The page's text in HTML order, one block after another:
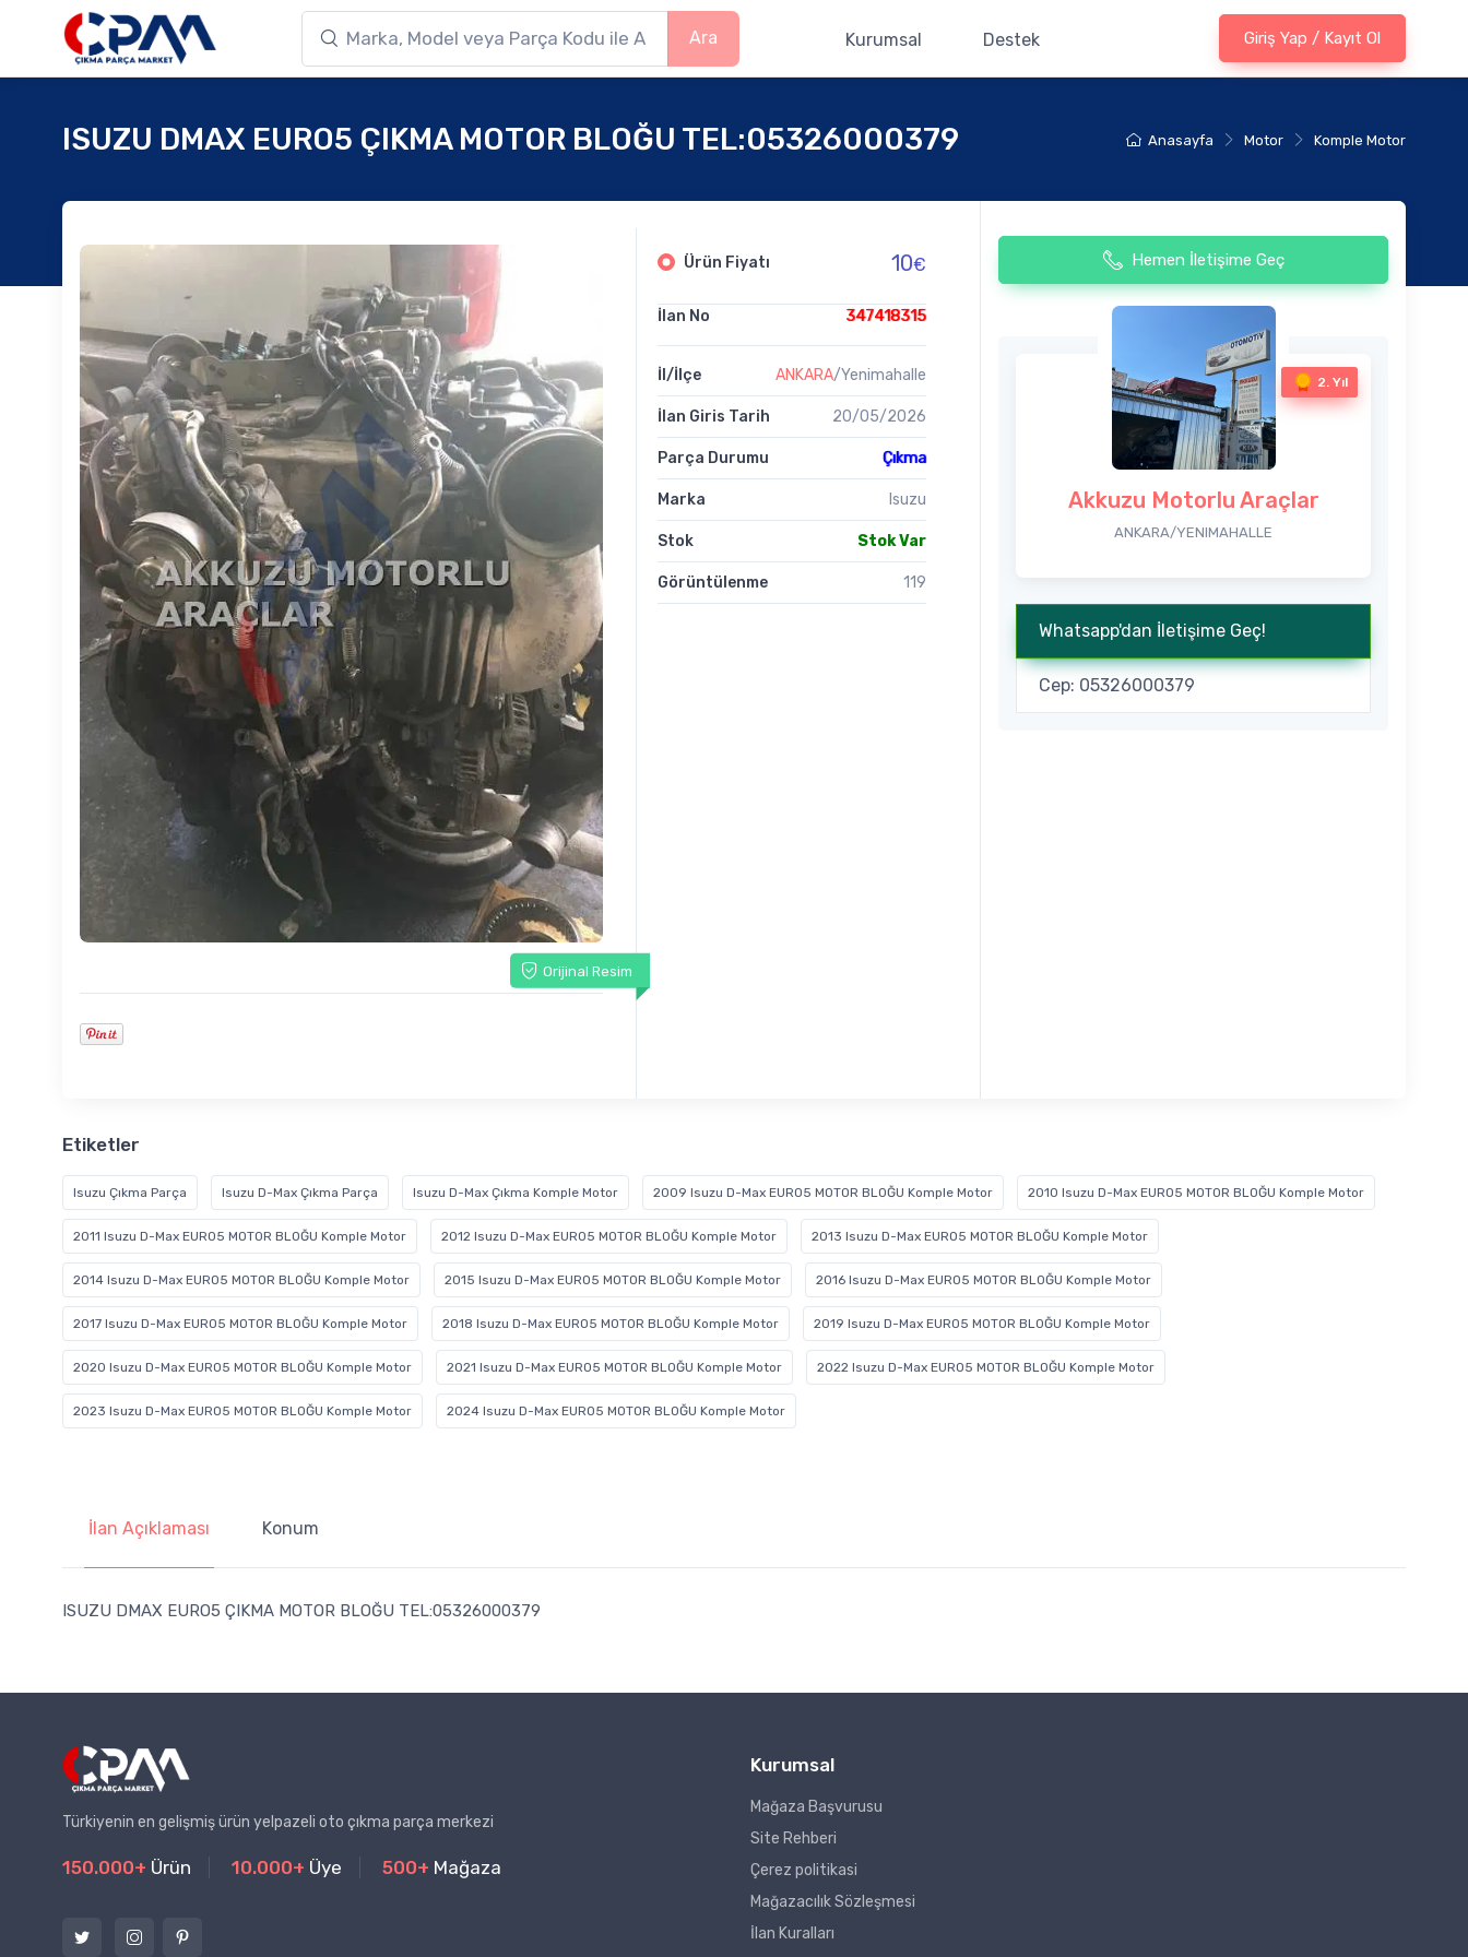
Giriş Yap / Kayıt Ol
Ara Kurumsal Destek
Anasayfa Motor Komple Motor
ISUZU DMAX EURO5 ÇIKMA MOTOR BLOĞU TEL:05326000379
Orijinal Resim
Ürün Fiyatı 10€
İlan No 347418315
İl/İlçe ANKARA/Yenimahalle
İlan Giris Tarih 20/05/2026
Parça Durumu Çıkma
Marka Isuzu
Stok Stok Var
Görüntülenme 119
Hemen İletişime Geç
2. Yıl
Akkuzu Motorlu Araçlar
ANKARA/YENIMAHALLE
Whatsapp'dan İletişime Geç!
Cep: 05326000379
Etiketler
Isuzu Çıkma Parça Isuzu D-Max Çıkma Parça Isuzu D-Max Çıkma Komple Motor 2009 Isuzu D-Max EURO5 MOTOR BLOĞU Komple Motor 2010 Isuzu D-Max EURO5 MOTOR BLOĞU Komple Motor
2011 Isuzu D-Max EURO5 MOTOR BLOĞU Komple Motor 2012 Isuzu D-Max EURO5 MOTOR BLOĞU Komple Motor 2013 Isuzu D-Max EURO5 MOTOR BLOĞU Komple Motor
2014 Isuzu D-Max EURO5 MOTOR BLOĞU Komple Motor 2015 Isuzu D-Max EURO5 MOTOR BLOĞU Komple Motor 2016 Isuzu D-Max EURO5 MOTOR BLOĞU Komple Motor
2017 Isuzu D-Max EURO5 MOTOR BLOĞU Komple Motor 2018 Isuzu D-Max EURO5 MOTOR BLOĞU Komple Motor 2019 Isuzu D-Max EURO5 MOTOR BLOĞU Komple Motor
2020 Isuzu D-Max EURO5 MOTOR BLOĞU Komple Motor 2021 Isuzu D-Max EURO5 MOTOR BLOĞU Komple Motor 2022 Isuzu D-Max EURO5 MOTOR BLOĞU Komple Motor
2023 Isuzu D-Max EURO5 MOTOR BLOĞU Komple Motor 2024 Isuzu D-Max EURO5 MOTOR BLOĞU Komple Motor
İlan Açıklaması Konum
ISUZU DMAX EURO5 ÇIKMA MOTOR BLOĞU TEL:05326000379
Türkiyenin en gelişmiş ürün yelpazeli oto çıkma parça merkezi
150.000+ Ürün 10.000+ Üye 500+ Mağaza
Kurumsal
Mağaza Başvurusu
Site Rehberi
Çerez politikasi
Mağazacılık Sözleşmesi
İlan Kuralları